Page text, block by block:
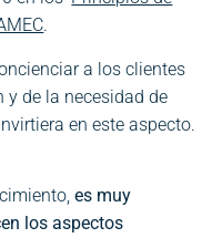
.
a los clientes
de la necesidad de
en este aspecto.
es muy
los aspectos